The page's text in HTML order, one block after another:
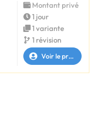
Montant privé
1 jour
1 variante
1 révision
Voir le profil